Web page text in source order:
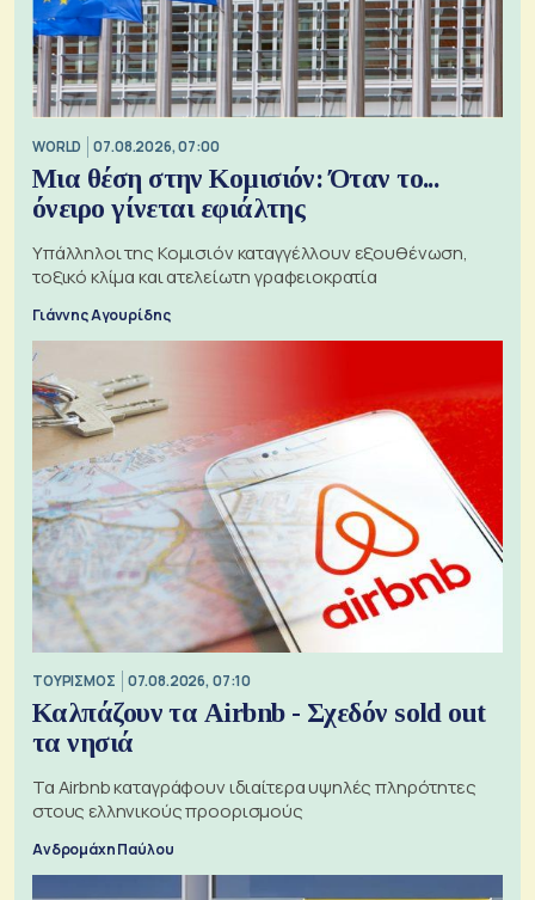
WORLD 07.08.2026, 07:00
Μια θέση στην Κομισιόν: Όταν το...
όνειρο γίνεται εφιάλτης
Υπάλληλοι της Κομισιόν καταγγέλλουν εξουθένωση,
τοξικό κλίμα και ατελείωτη γραφειοκρατία
Γιάννης Αγουρίδης
ΤΟΥΡΙΣΜΟΣ 07.08.2026, 07:10
Καλπάζουν τα Airbnb - Σχεδόν sold out
τα νησιά
Τα Airbnb καταγράφουν ιδιαίτερα υψηλές πληρότητες
στους ελληνικούς προορισμούς
Ανδρομάχη Παύλου